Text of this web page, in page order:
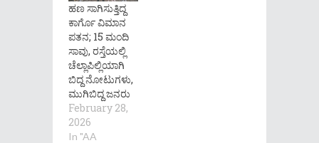
ಹಣ ಸಾಗಿಸುತ್ತಿದ್ದ
ಕಾರ್ಗೊ ವಿಮಾನ
ಪತನ; 15 ಮಂದಿ
ಸಾವು, ರಸ್ತೆಯಲ್ಲಿ
ಚೆಲ್ಲಾಪಿಲ್ಲಿಯಾಗಿ
ಬಿದ್ದ ನೋಟುಗಳು,
ಮುಗಿಬಿದ್ದ ಜನರು
February 28,
2026
In "AA